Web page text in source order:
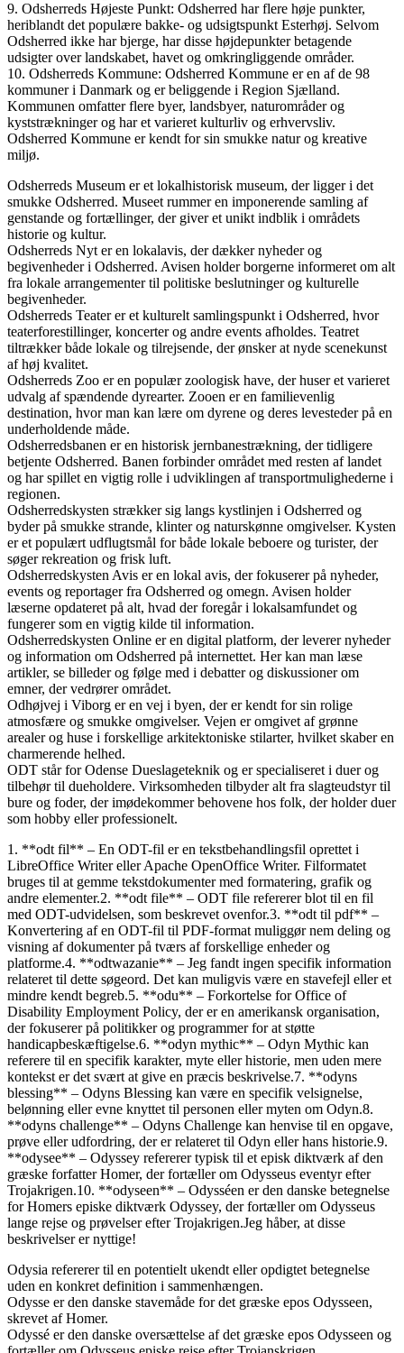
9. Odsherreds Højeste Punkt: Odsherred har flere høje punkter,
heriblandt det populære bakke- og udsigtspunkt Esterhøj. Selvom
Odsherred ikke har bjerge, har disse højdepunkter betagende
udsigter over landskabet, havet og omkringliggende områder.
10. Odsherreds Kommune: Odsherred Kommune er en af de 98
kommuner i Danmark og er beliggende i Region Sjælland.
Kommunen omfatter flere byer, landsbyer, naturområder og
kyststrækninger og har et varieret kulturliv og erhvervsliv.
Odsherred Kommune er kendt for sin smukke natur og kreative
miljø.
Odsherreds Museum er et lokalhistorisk museum, der ligger i det
smukke Odsherred. Museet rummer en imponerende samling af
genstande og fortællinger, der giver et unikt indblik i områdets
historie og kultur.
Odsherreds Nyt er en lokalavis, der dækker nyheder og
begivenheder i Odsherred. Avisen holder borgerne informeret om alt
fra lokale arrangementer til politiske beslutninger og kulturelle
begivenheder.
Odsherreds Teater er et kulturelt samlingspunkt i Odsherred, hvor
teaterforestillinger, koncerter og andre events afholdes. Teatret
tiltrækker både lokale og tilrejsende, der ønsker at nyde scenekunst
af høj kvalitet.
Odsherreds Zoo er en populær zoologisk have, der huser et varieret
udvalg af spændende dyrearter. Zooen er en familievenlig
destination, hvor man kan lære om dyrene og deres levesteder på en
underholdende måde.
Odsherredsbanen er en historisk jernbanestrækning, der tidligere
betjente Odsherred. Banen forbinder området med resten af landet
og har spillet en vigtig rolle i udviklingen af transportmulighederne i
regionen.
Odsherredskysten strækker sig langs kystlinjen i Odsherred og
byder på smukke strande, klinter og naturskønne omgivelser. Kysten
er et populært udflugtsmål for både lokale beboere og turister, der
søger rekreation og frisk luft.
Odsherredskysten Avis er en lokal avis, der fokuserer på nyheder,
events og reportager fra Odsherred og omegn. Avisen holder
læserne opdateret på alt, hvad der foregår i lokalsamfundet og
fungerer som en vigtig kilde til information.
Odsherredskysten Online er en digital platform, der leverer nyheder
og information om Odsherred på internettet. Her kan man læse
artikler, se billeder og følge med i debatter og diskussioner om
emner, der vedrører området.
Odhøjvej i Viborg er en vej i byen, der er kendt for sin rolige
atmosfære og smukke omgivelser. Vejen er omgivet af grønne
arealer og huse i forskellige arkitektoniske stilarter, hvilket skaber en
charmerende helhed.
ODT står for Odense Dueslageteknik og er specialiseret i duer og
tilbehør til dueholdere. Virksomheden tilbyder alt fra slagteudstyr til
bure og foder, der imødekommer behovene hos folk, der holder duer
som hobby eller professionelt.
1. **odt fil** – En ODT-fil er en tekstbehandlingsfil oprettet i
LibreOffice Writer eller Apache OpenOffice Writer. Filformatet
bruges til at gemme tekstdokumenter med formatering, grafik og
andre elementer.2. **odt file** – ODT file refererer blot til en fil
med ODT-udvidelsen, som beskrevet ovenfor.3. **odt til pdf** –
Konvertering af en ODT-fil til PDF-format muliggør nem deling og
visning af dokumenter på tværs af forskellige enheder og
platforme.4. **odtwazanie** – Jeg fandt ingen specifik information
relateret til dette søgeord. Det kan muligvis være en stavefejl eller et
mindre kendt begreb.5. **odu** – Forkortelse for Office of
Disability Employment Policy, der er en amerikansk organisation,
der fokuserer på politikker og programmer for at støtte
handicapbeskæftigelse.6. **odyn mythic** – Odyn Mythic kan
referere til en specifik karakter, myte eller historie, men uden mere
kontekst er det svært at give en præcis beskrivelse.7. **odyns
blessing** – Odyns Blessing kan være en specifik velsignelse,
belønning eller evne knyttet til personen eller myten om Odyn.8.
**odyns challenge** – Odyns Challenge kan henvise til en opgave,
prøve eller udfordring, der er relateret til Odyn eller hans historie.9.
**odysee** – Odyssey refererer typisk til et episk diktværk af den
græske forfatter Homer, der fortæller om Odysseus eventyr efter
Trojakrigen.10. **odyseen** – Odysséen er den danske betegnelse
for Homers episke diktværk Odyssey, der fortæller om Odysseus
lange rejse og prøvelser efter Trojakrigen.Jeg håber, at disse
beskrivelser er nyttige!
Odysia refererer til en potentielt ukendt eller opdigtet betegnelse
uden en konkret definition i sammenhængen.
Odysse er den danske stavemåde for det græske epos Odysseen,
skrevet af Homer.
Odyssé er den danske oversættelse af det græske epos Odysseen og